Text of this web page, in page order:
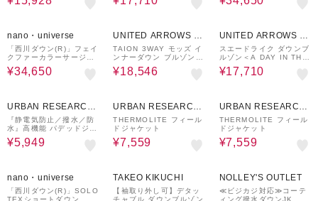
nano・universe
「西川ダウン(R)」フェイ
クファーカラーサージロ
ングダウン
¥34,650
UNITED ARROWS O
UTLET
TAION 3WAY モッズ イ
ンナーダウン ブルゾン -
撥水・防風-
¥18,546
UNITED ARROWS O
UTLET
スエードライク ダウンブ
ルゾン＜A DAY IN THE
LIFE＞
¥17,710
URBAN RESEARCH
ware house
『静電気防止／撥水／防
水』高機能 パデッドジャ
ケット
¥5,949
URBAN RESEARCH
ware house
THERMOLITE フィール
ドジャケット
¥7,559
URBAN RESEARCH
ware house
THERMOLITE フィール
ドジャケット
¥7,559
nano・universe
「西川ダウン(R)」SOLO
TEXショートダウン
TAKEO KIKUCHI
【袖取り外し可】デタッ
チャブル ダウンブルゾン
NOLLEY'S OUTLET
≪ビジカジ対応≫コーテ
ィング撥水ダウンJK